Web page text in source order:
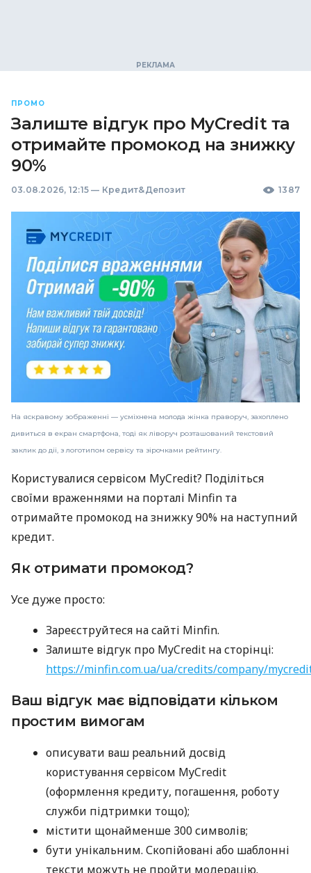
ПРОМО
Залиште відгук про MyCredit та
отримайте промокод на знижку
90%
03.08.2026, 12:15 — Кредит&Депозит 1387
На яскравому зображенні — усміхнена молода жінка праворуч, захоплено
дивиться в екран смартфона, тоді як ліворуч розташований текстовий
заклик до дії, з логотипом сервісу та зірочками рейтингу.
Користувалися сервісом MyCredit? Поділіться
своїми враженнями на порталі Minfin та
отримайте промокод на знижку 90% на наступний
кредит.
Як отримати промокод?
Усе дуже просто:
Зареєструйтеся на сайті Minfin.
Залиште відгук про MyCredit на сторінці:
https://minfin.com.ua/ua/credits/company/
Ваш відгук має відповідати кільком
простим вимогам
описувати ваш реальний досвід
користування сервісом MyCredit
(оформлення кредиту, погашення, роботу
служби підтримки тощо);
містити щонайменше 300 символів;
бути унікальним. Скопійовані або шаблонні
тексти можуть не пройти модерацію.